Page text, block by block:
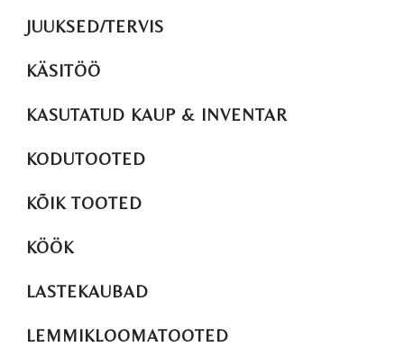
JUUKSED/TERVIS
KÄSITÖÖ
KASUTATUD KAUP & INVENTAR
KODUTOOTED
KÕIK TOOTED
KÖÖK
LASTEKAUBAD
LEMMIKLOOMATOOTED